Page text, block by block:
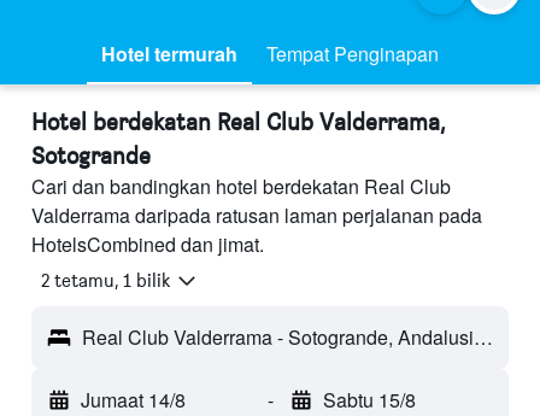
Hotel termurah Tempat Penginapan
Hotel berdekatan Real Club Valderrama,
Sotogrande
Cari dan bandingkan hotel berdekatan Real Club
Valderrama daripada ratusan laman perjalanan pada
HotelsCombined dan jimat.
2 tetamu, 1 bilik
Real Club Valderrama - Sotogrande, Andalusia, Sepanyol
Jumaat 14/8 - Sabtu 15/8